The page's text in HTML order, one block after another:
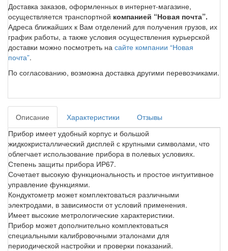
Доставка заказов, оформленных в интернет-магазине,
осуществляется транспортной компанией “Новая почта”.
Адреса ближайших к Вам отделений для получения грузов, их
график работы, а также условия осуществления курьерской
доставки можно посмотреть на сайте компании “Новая
почта”.
По согласованию, возможна доставка другими перевозчиками.
Описание Характеристики
Отзывы
Прибор имеет удобный корпус и большой
жидкокристаллический дисплей с крупными символами, что
облегчает использование прибора в полевых условиях.
Степень защиты прибора ИР67.
Сочетает высокую функциональность и простое интуитивное
управление функциями.
Кондуктометр может комплектоваться различными
электродами, в зависимости от условий применения.
Имеет высокие метрологические характеристики.
Прибор может дополнительно комплектоваться
специальными калибровочными эталонами для
периодической настройки и проверки показаний.